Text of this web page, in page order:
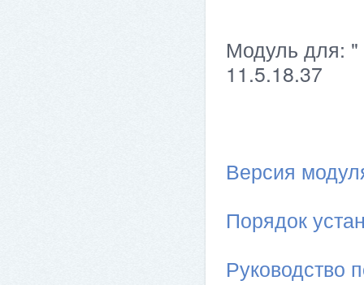
Модуль для: "
11.5.18.37
Версия
Порядок
Руководство